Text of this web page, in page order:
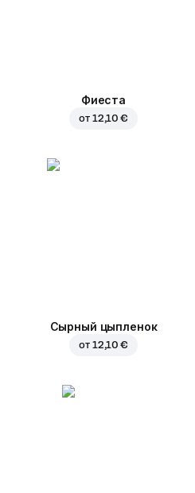
Фиеста
от 12,10 €
Сырный цыпленок
от 12,10 €